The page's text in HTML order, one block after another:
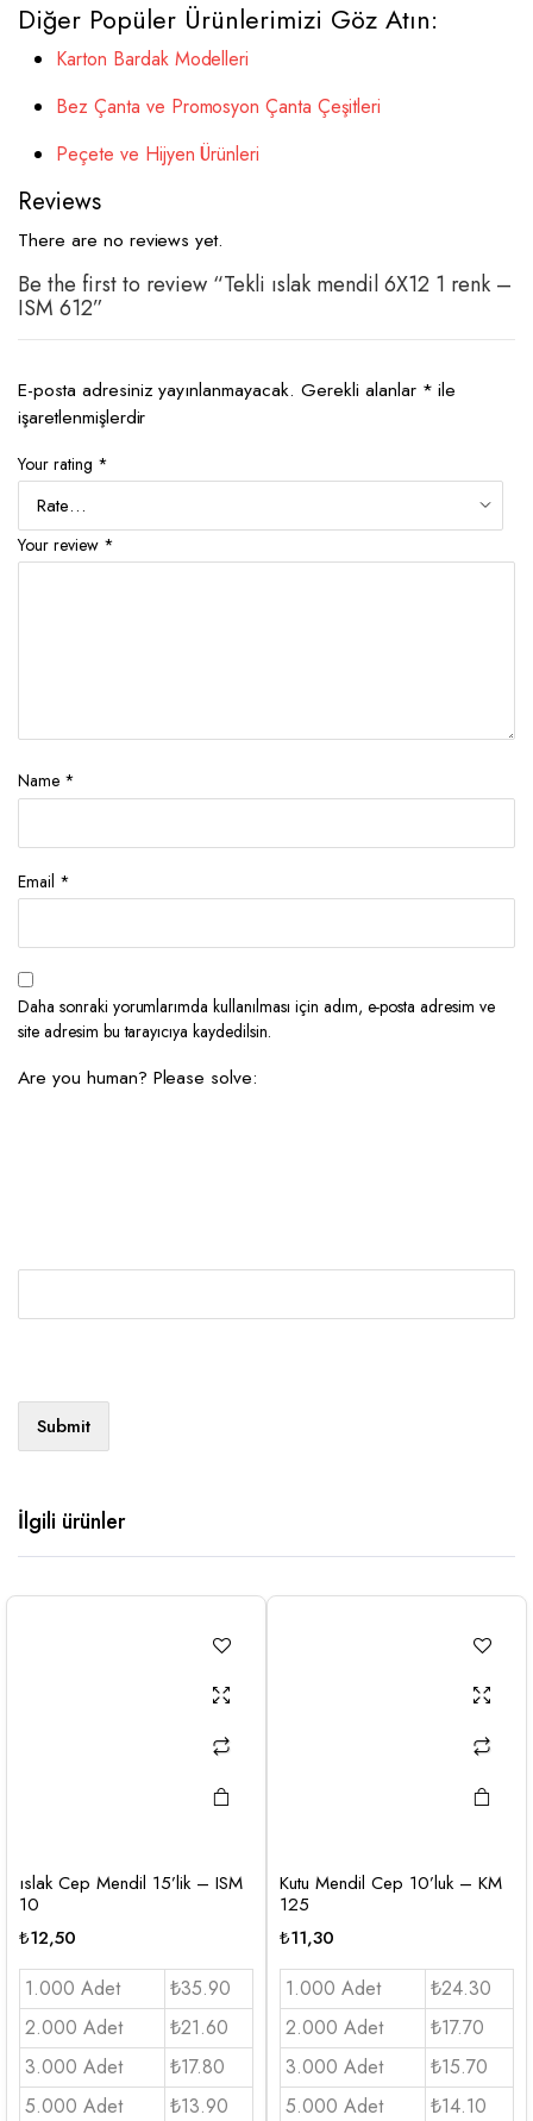
Diğer Popüler Ürünlerimizi Göz Atın:
Karton Bardak Modelleri
Bez Çanta ve Promosyon Çanta Çeşitleri
Peçete ve Hijyen Ürünleri
Reviews
There are no reviews yet.
Be the first to review “Tekli ıslak mendil 6X12 1 renk –
ISM 612”
E-posta adresiniz yayınlanmayacak. Gerekli alanlar * ile
işaretlenmişlerdir
Your rating *
Your review *
Name *
Email *
Daha sonraki yorumlarımda kullanılması için adım, e-posta adresim ve
site adresim bu tarayıcıya kaydedilsin.
Are you human? Please solve:
İlgili ürünler
ıslak Cep Mendil 15’lik – ISM
10
₺12,50
1.000 Adet
₺35.90
2.000 Adet
₺21.60
3.000 Adet
₺17.80
5.000 Adet
₺13.90
Kutu Mendil Cep 10’luk – KM
125
₺11,30
1.000 Adet
₺24.30
2.000 Adet
₺17.70
3.000 Adet
₺15.70
5.000 Adet
₺14.10